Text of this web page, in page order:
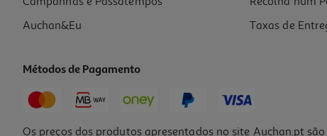
Auchan&Eu
Taxas de
Métodos de Pagamento
Os preços dos produtos apresentados no site Auchan.pt